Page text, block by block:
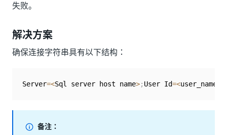
失败。
解决方案
确保连接字符串具有以下结构：
Server=<Sql server host name>; User Id=<user_name
备注：